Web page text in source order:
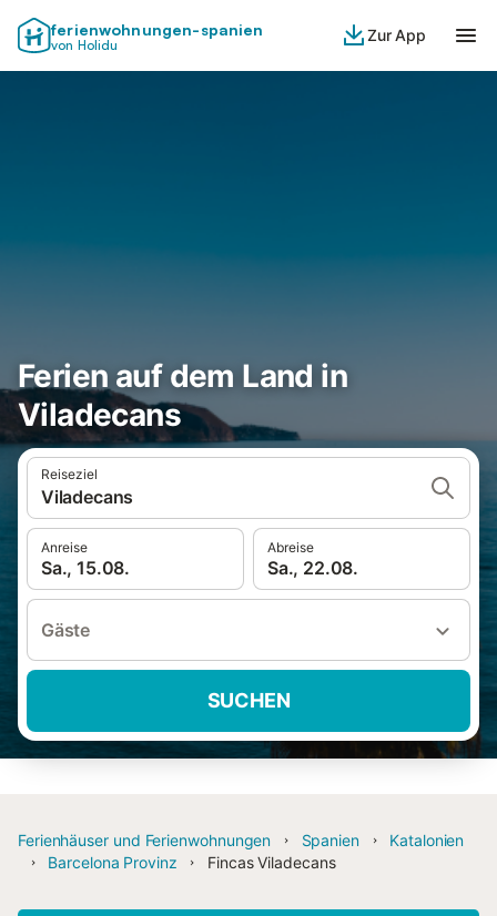
ferienwohnungen-spanien
von Holidu
Zur App
Ferien auf dem Land in
Viladecans
Reiseziel
Viladecans
Anreise
Sa., 15.08.
Abreise
Sa., 22.08.
Gäste
SUCHEN
Ferienhäuser und Ferienwohnungen Spanien
Katalonien
Barcelona Provinz
Fincas Viladecans